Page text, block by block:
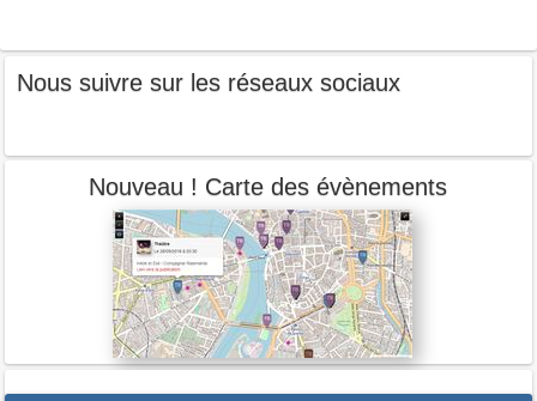
Nous suivre sur les réseaux sociaux
Nouveau ! Carte des évènements